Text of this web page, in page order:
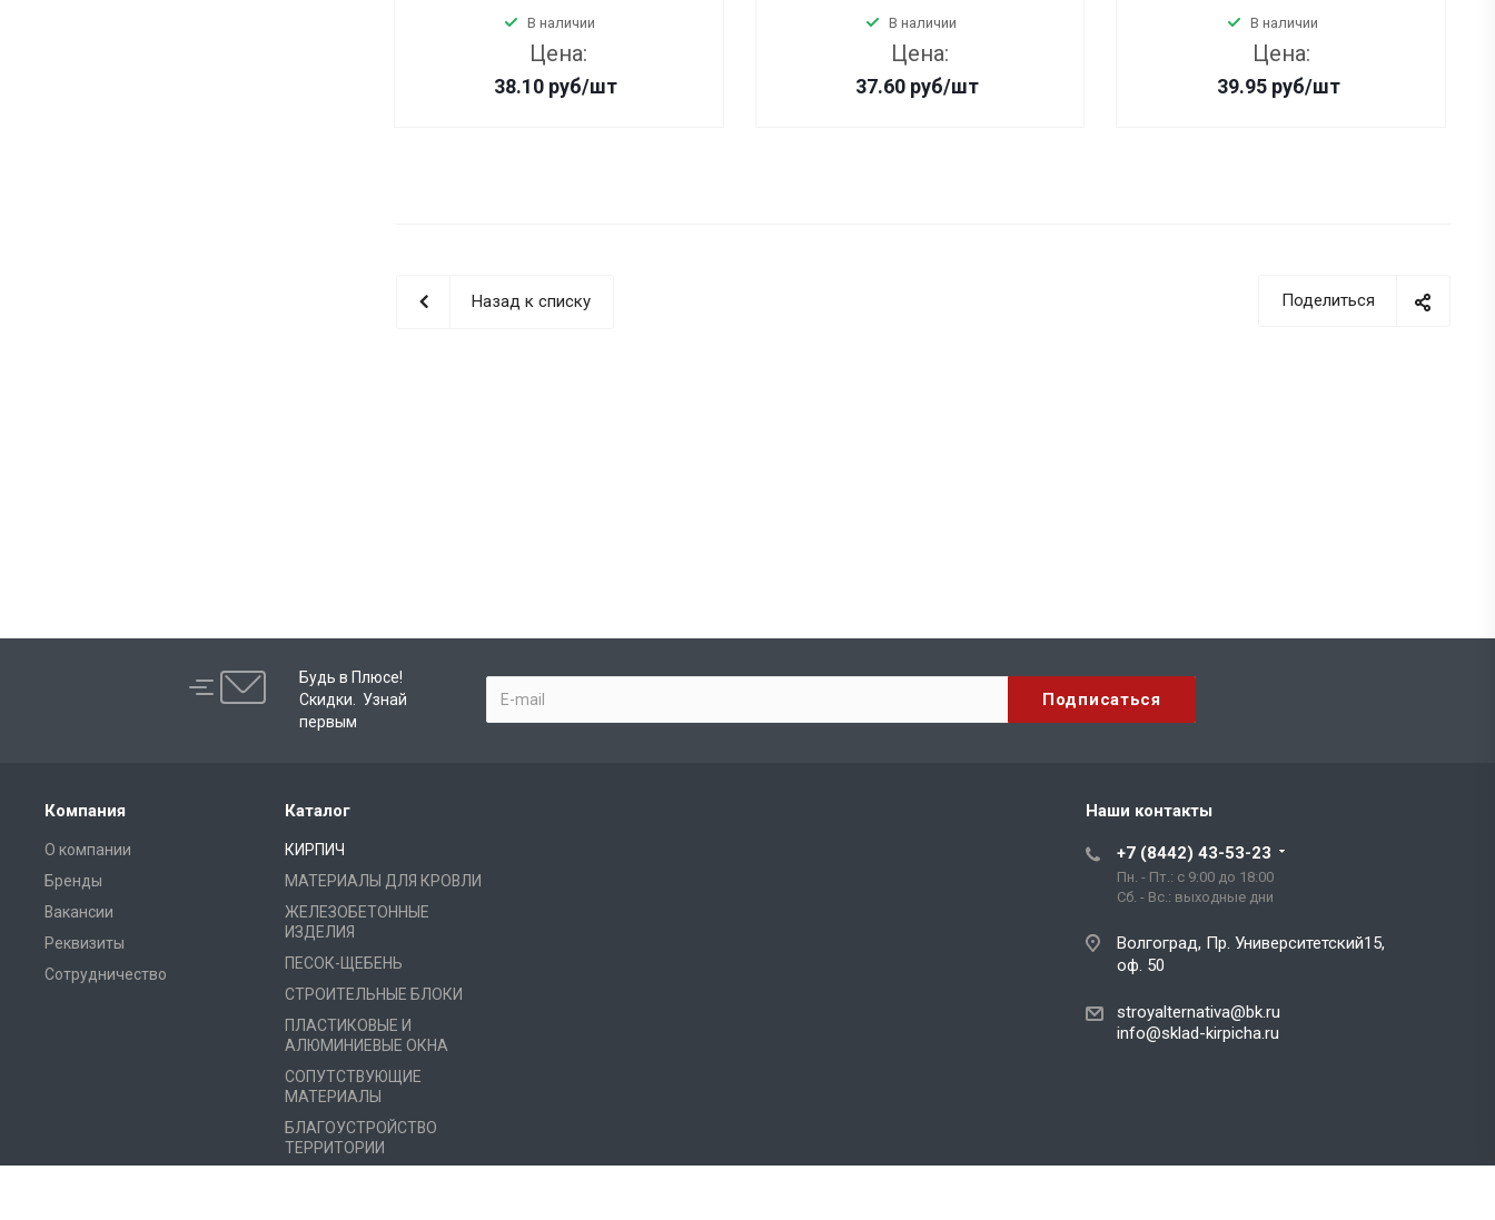
В наличии
Цена:
38.10 руб/шт
В наличии
Цена:
37.60 руб/шт
В наличии
Цена:
39.95 руб/шт
Поделиться
Назад к списку
Будь в Плюсе!
Скидки. Узнай
первым
Компания
О компании
Бренды
Вакансии
Реквизиты
Сотрудничество
Каталог
КИРПИЧ
МАТЕРИАЛЫ ДЛЯ КРОВЛИ
ЖЕЛЕЗОБЕТОННЫЕ
ИЗДЕЛИЯ
ПЕСОК-ЩЕБЕНЬ
СТРОИТЕЛЬНЫЕ БЛОКИ
ПЛАСТИКОВЫЕ И
АЛЮМИНИЕВЫЕ ОКНА
СОПУТСТВУЮЩИЕ
МАТЕРИАЛЫ
БЛАГОУСТРОЙСТВО
ТЕРРИТОРИИ
Наши контакты
+7 (8442) 43-53-23
Пн. - Пт.: с 9:00 до 18:00
Сб. - Вс.: выходные дни
Волгоград, Пр. Университетский15,
оф. 50
stroyalternativa@bk.ru
info@sklad-kirpicha.ru